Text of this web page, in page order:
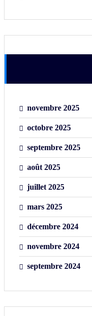
novembre 2025
octobre 2025
septembre 2025
août 2025
juillet 2025
mars 2025
décembre 2024
novembre 2024
septembre 2024